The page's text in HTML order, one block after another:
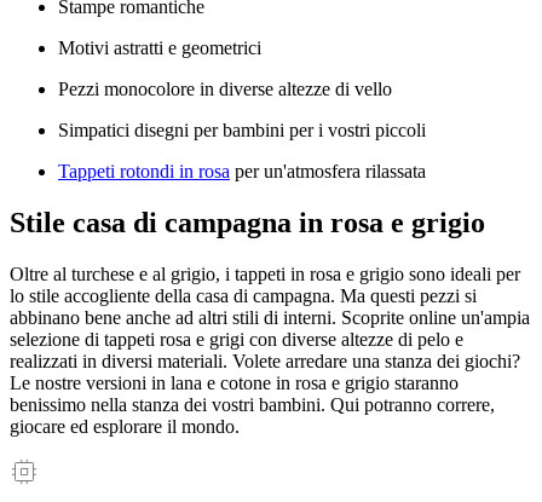
Stampe romantiche
Motivi astratti e geometrici
Pezzi monocolore in diverse altezze di vello
Simpatici disegni per bambini per i vostri piccoli
Tappeti rotondi in rosa per un'atmosfera rilassata
Stile casa di campagna in rosa e grigio
Oltre al turchese e al grigio, i tappeti in rosa e grigio sono ideali per
lo stile accogliente della casa di campagna. Ma questi pezzi si
abbinano bene anche ad altri stili di interni. Scoprite online un'ampia
selezione di tappeti rosa e grigi con diverse altezze di pelo e
realizzati in diversi materiali. Volete arredare una stanza dei giochi?
Le nostre versioni in lana e cotone in rosa e grigio staranno
benissimo nella stanza dei vostri bambini. Qui potranno correre,
giocare ed esplorare il mondo.